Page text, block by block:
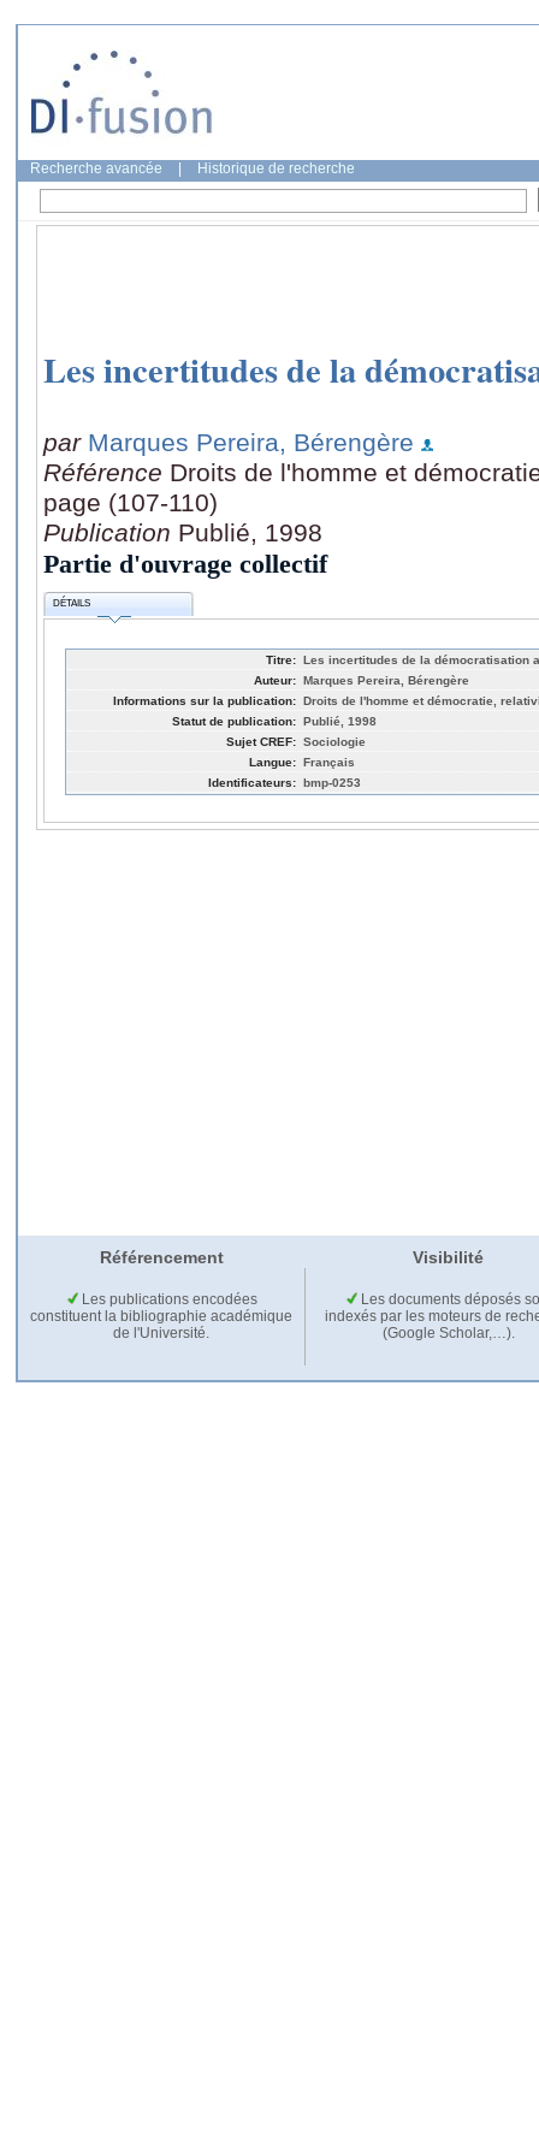
Recherche avancée Historique de recherche
Les incertitudes de la
par Marques Pereira, Bérengère
Référence Droits de l'homme et
page (107-110)
Publication Publié, 1998
Partie d'ouvrage collectif
DÉTAILS
Titre: Les incertitudes de la démocratisation
Auteur: Marques Pereira, Bérengère
Informations sur la publication: Droits de l'homme et démocratie,
Statut de publication: Publié, 1998
Sujet CREF: Sociologie
Langue: Français
Identificateurs: bmp-0253
Référencement Visibilité
Les publications encodées
constituent la bibliographie académique
de l'Université.
Les documents déposés
indexés par les moteurs de
(Google Scholar,…).